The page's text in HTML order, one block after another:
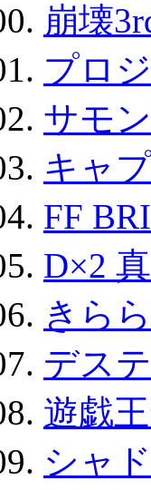
崩壊
プロ
サモ
キャ
FF
D×2
きら
デス
遊戯
シャ